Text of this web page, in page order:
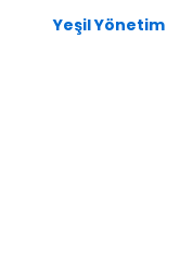
Yeşil Yönetim